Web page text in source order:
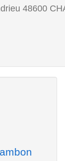
48600